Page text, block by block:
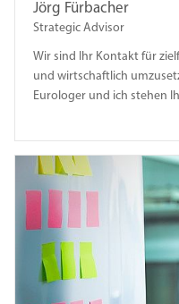
Jörg Fürbacher
Strategic Advisor
Wir sind Ihr Kontakt für
und wirtschaftlich
Eurologer und ich stehen